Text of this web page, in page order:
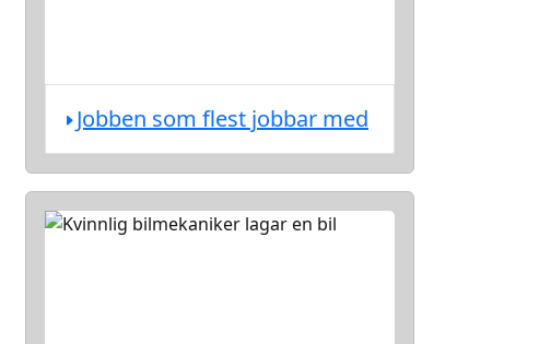
Jobben som flest jobbar med